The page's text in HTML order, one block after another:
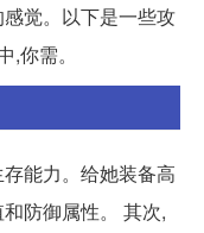
觉。以下是一些攻
你需。
能力。给她装备高
防御属性。 其次,